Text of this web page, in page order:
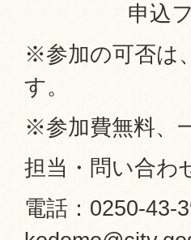
申込フォ
※参加の可否は
す。
※参加費無料、
担当・問い合わ
電話：0250-